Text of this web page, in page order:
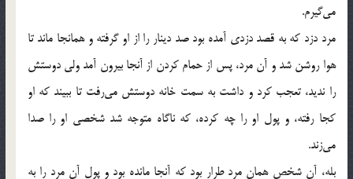
می‌گیرم.
مرد دزد که به قصد دزدی آمده بود صد دینار را از او گرفته و همانجا ماند تا
هوا روشن شد و آن مرد، پس از حمام کردن از آنجا بیرون آمد ولی دوستش
را ندید، تعجب کرد و داشت به سمت خانه دوستش می‌رفت تا ببیند که او
کجا رفته، و پول او را چه کرده، که ناگاه متوجه شد شخصی او را صدا
می‌زند.
بله، آن شخص همان مرد طرار بود که آنجا مانده بود و پول آن مرد را به